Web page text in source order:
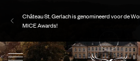
genomineerd voor de World STEM NU